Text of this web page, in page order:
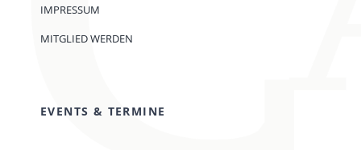
IMPRESSUM
MITGLIED WERDEN
EVENTS & TERMINE